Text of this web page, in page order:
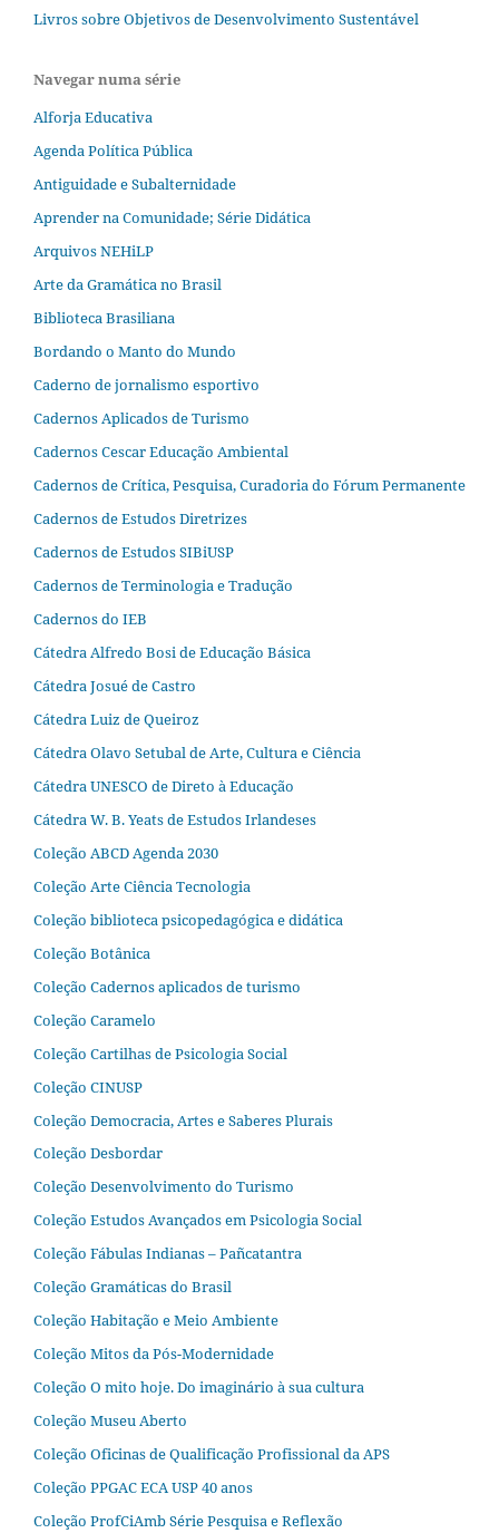
Livros sobre Objetivos de Desenvolvimento Sustentável
Navegar numa série
Alforja Educativa
Agenda Política Pública
Antiguidade e Subalternidade
Aprender na Comunidade; Série Didática
Arquivos NEHiLP
Arte da Gramática no Brasil
Biblioteca Brasiliana
Bordando o Manto do Mundo
Caderno de jornalismo esportivo
Cadernos Aplicados de Turismo
Cadernos Cescar Educação Ambiental
Cadernos de Crítica, Pesquisa, Curadoria do Fórum Permanente
Cadernos de Estudos Diretrizes
Cadernos de Estudos SIBiUSP
Cadernos de Terminologia e Tradução
Cadernos do IEB
Cátedra Alfredo Bosi de Educação Básica
Cátedra Josué de Castro
Cátedra Luiz de Queiroz
Cátedra Olavo Setubal de Arte, Cultura e Ciência
Cátedra UNESCO de Direto à Educação
Cátedra W. B. Yeats de Estudos Irlandeses
Coleção ABCD Agenda 2030
Coleção Arte Ciência Tecnologia
Coleção biblioteca psicopedagógica e didática
Coleção Botânica
Coleção Cadernos aplicados de turismo
Coleção Caramelo
Coleção Cartilhas de Psicologia Social
Coleção CINUSP
Coleção Democracia, Artes e Saberes Plurais
Coleção Desbordar
Coleção Desenvolvimento do Turismo
Coleção Estudos Avançados em Psicologia Social
Coleção Fábulas Indianas – Pañcatantra
Coleção Gramáticas do Brasil
Coleção Habitação e Meio Ambiente
Coleção Mitos da Pós-Modernidade
Coleção O mito hoje. Do imaginário à sua cultura
Coleção Museu Aberto
Coleção Oficinas de Qualificação Profissional da APS
Coleção PPGAC ECA USP 40 anos
Coleção ProfCiAmb Série Pesquisa e Reflexão